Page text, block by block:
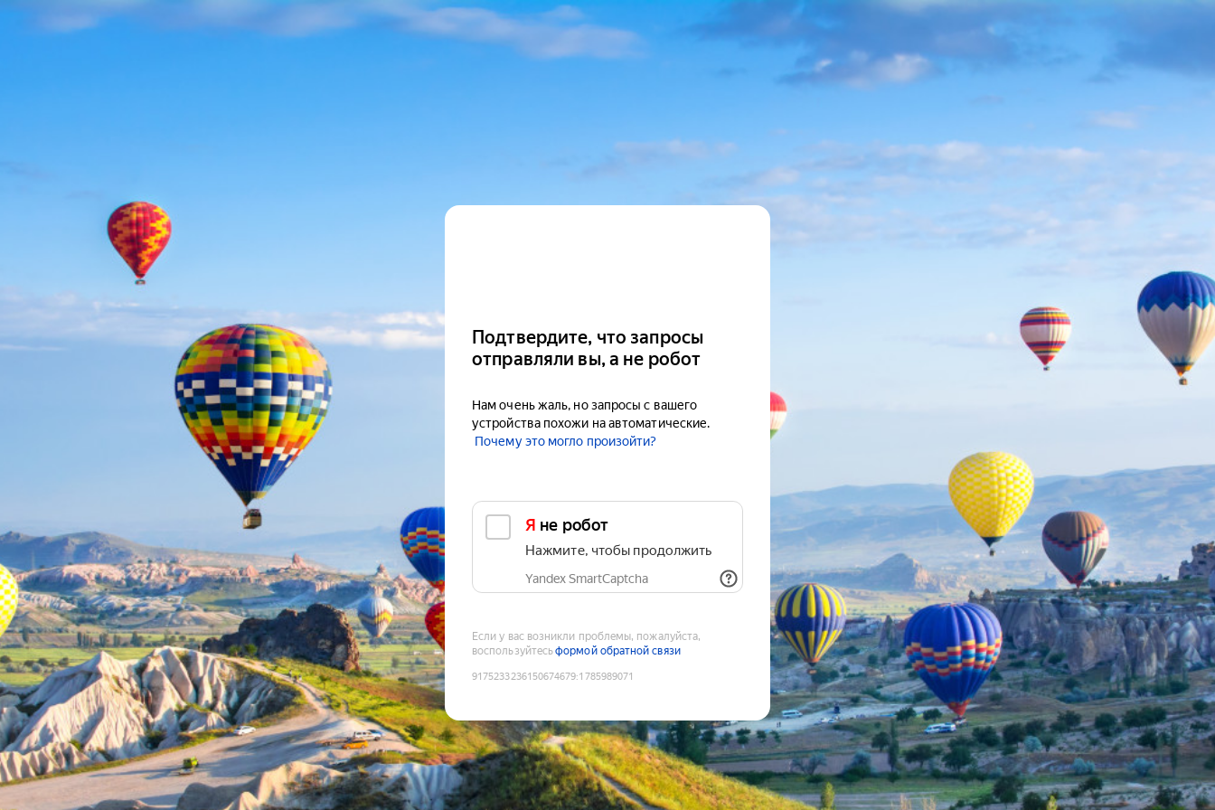
Подтвердите, что запросы
отправляли вы, а не робот
Нам очень жаль, но запросы с вашего
устройства похожи на автоматические.
Почему это могло произойти?
Я не робот
Нажмите, чтобы продолжить
Yandex SmartCaptcha
Если у вас возникли проблемы, пожалуйста,
воспользуйтесьформой обратной связи
9175233236150674679:1785989071